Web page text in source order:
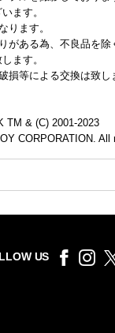
ます。
ります。
がある為、不良品を除
ます。
損等による交換は致し
TM & (C) 2001-2023
CORPORATION. All
US